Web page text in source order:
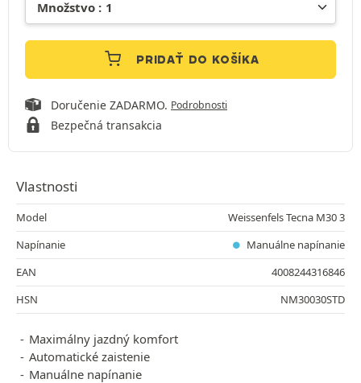
PRIDAŤ DO KOŠÍKA
Doručenie ZADARMO. Podrobnosti
Bezpečná transakcia
Vlastnosti
Model
Weissenfels Tecna M30 3
Napínanie
Manuálne napínanie
EAN
4008244316846
HSN
NM30030STD
Maximálny jazdný komfort
Automatické zaistenie
Manuálne napínanie